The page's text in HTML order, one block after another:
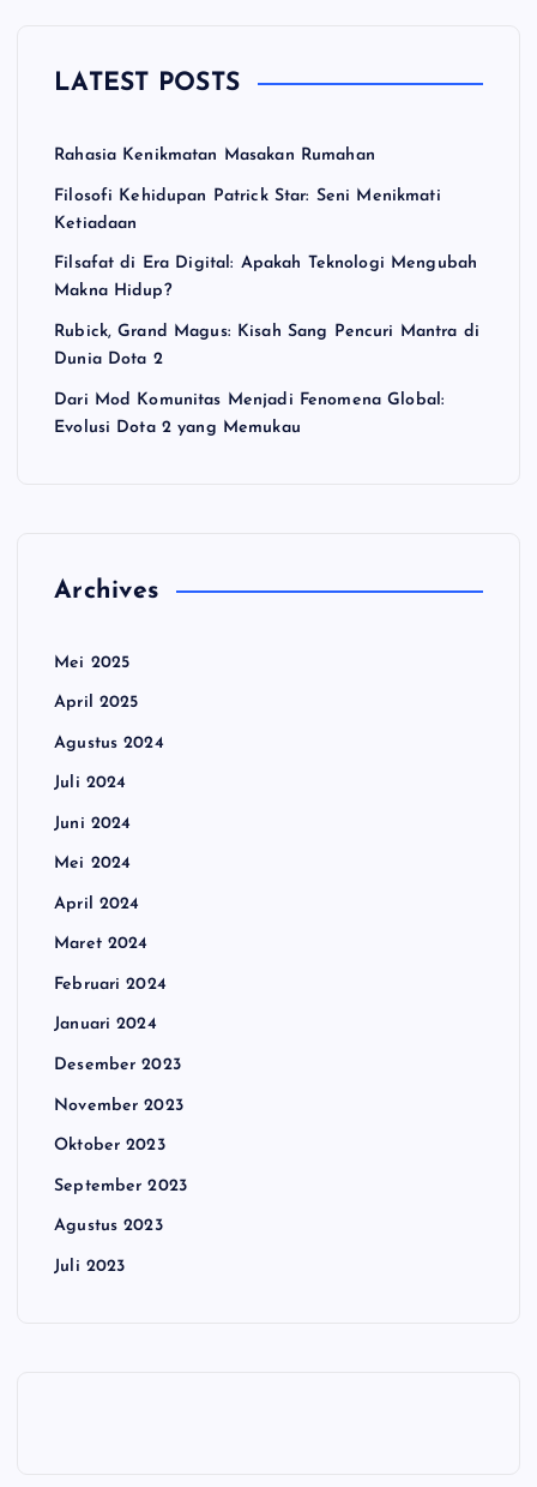
LATEST POSTS
Rahasia Kenikmatan Masakan Rumahan
Filosofi Kehidupan Patrick Star: Seni Menikmati
Ketiadaan
Filsafat di Era Digital: Apakah Teknologi Mengubah
Makna Hidup?
Rubick, Grand Magus: Kisah Sang Pencuri Mantra di
Dunia Dota 2
Dari Mod Komunitas Menjadi Fenomena Global:
Evolusi Dota 2 yang Memukau
Archives
Mei 2025
April 2025
Agustus 2024
Juli 2024
Juni 2024
Mei 2024
April 2024
Maret 2024
Februari 2024
Januari 2024
Desember 2023
November 2023
Oktober 2023
September 2023
Agustus 2023
Juli 2023